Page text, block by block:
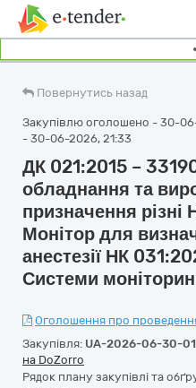
Повернутись назад
Закупівлю оголошено - 30-06-
- 30-06-2026, 21:33
ДК 021:2015 –
обладнання та
призначення
Монітор для
анестезії НК
Системи
Оголошення про
Закупівля: UA-2026-06-30-
на DoZorro
Рядок плану закупівлі та